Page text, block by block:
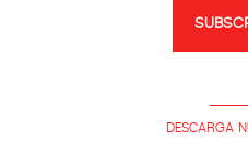
DESCARGA